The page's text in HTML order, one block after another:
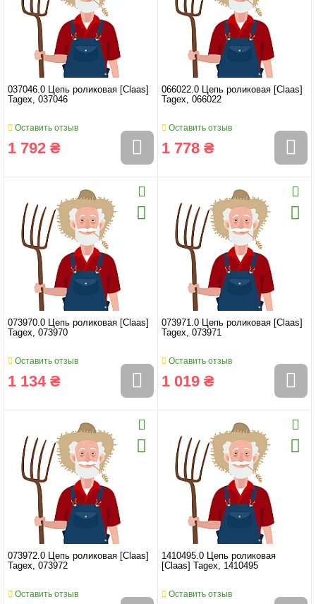
037046.0 Цепь роликовая [Claas]
Tagex, 037046
Оставить отзыв
1 792 ₴
066022.0 Цепь роликовая [Claas]
Tagex, 066022
Оставить отзыв
1 778 ₴
073970.0 Цепь роликовая [Claas]
Tagex, 073970
Оставить отзыв
1 134 ₴
073971.0 Цепь роликовая [Claas]
Tagex, 073971
Оставить отзыв
1 019 ₴
073972.0 Цепь роликовая [Claas]
Tagex, 073972
Оставить отзыв
1410495.0 Цепь роликовая
[Claas] Tagex, 1410495
Оставить отзыв